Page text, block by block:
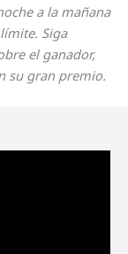
a la mañana
Siga
el ganador,
su gran premio.